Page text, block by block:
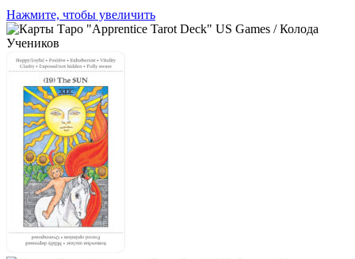
Нажмите, чтобы увеличить